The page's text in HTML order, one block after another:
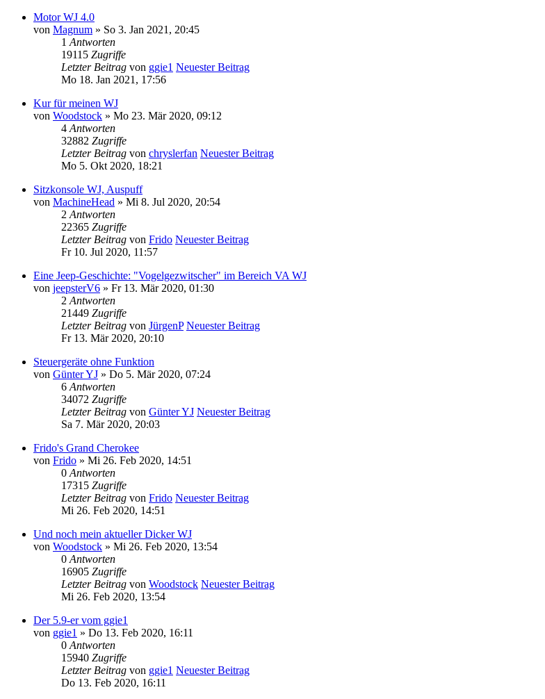
Motor WJ 4.0
von Magnum » So 3. Jan 2021, 20:45
1 Antworten
19115 Zugriffe
Letzter Beitrag von ggie1 Neuester Beitrag
Mo 18. Jan 2021, 17:56
Kur für meinen WJ
von Woodstock » Mo 23. Mär 2020, 09:12
4 Antworten
32882 Zugriffe
Letzter Beitrag von chryslerfan Neuester Beitrag
Mo 5. Okt 2020, 18:21
Sitzkonsole WJ, Auspuff
von MachineHead » Mi 8. Jul 2020, 20:54
2 Antworten
22365 Zugriffe
Letzter Beitrag von Frido Neuester Beitrag
Fr 10. Jul 2020, 11:57
Eine Jeep-Geschichte: "Vogelgezwitscher" im Bereich VA WJ
von jeepsterV6 » Fr 13. Mär 2020, 01:30
2 Antworten
21449 Zugriffe
Letzter Beitrag von JürgenP Neuester Beitrag
Fr 13. Mär 2020, 20:10
Steuergeräte ohne Funktion
von Günter YJ » Do 5. Mär 2020, 07:24
6 Antworten
34072 Zugriffe
Letzter Beitrag von Günter YJ Neuester Beitrag
Sa 7. Mär 2020, 20:03
Frido's Grand Cherokee
von Frido » Mi 26. Feb 2020, 14:51
0 Antworten
17315 Zugriffe
Letzter Beitrag von Frido Neuester Beitrag
Mi 26. Feb 2020, 14:51
Und noch mein aktueller Dicker WJ
von Woodstock » Mi 26. Feb 2020, 13:54
0 Antworten
16905 Zugriffe
Letzter Beitrag von Woodstock Neuester Beitrag
Mi 26. Feb 2020, 13:54
Der 5.9-er vom ggie1
von ggie1 » Do 13. Feb 2020, 16:11
0 Antworten
15940 Zugriffe
Letzter Beitrag von ggie1 Neuester Beitrag
Do 13. Feb 2020, 16:11